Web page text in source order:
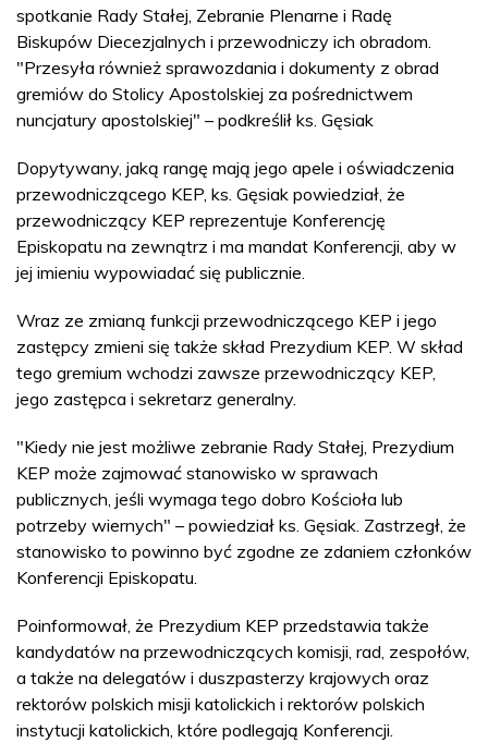
spotkanie Rady Stałej, Zebranie Plenarne i Radę
Biskupów Diecezjalnych i przewodniczy ich obradom.
"Przesyła również sprawozdania i dokumenty z obrad
gremiów do Stolicy Apostolskiej za pośrednictwem
nuncjatury apostolskiej" – podkreślił ks. Gęsiak
Dopytywany, jaką rangę mają jego apele i oświadczenia
przewodniczącego KEP, ks. Gęsiak powiedział, że
przewodniczący KEP reprezentuje Konferencję
Episkopatu na zewnątrz i ma mandat Konferencji, aby w
jej imieniu wypowiadać się publicznie.
Wraz ze zmianą funkcji przewodniczącego KEP i jego
zastępcy zmieni się także skład Prezydium KEP. W skład
tego gremium wchodzi zawsze przewodniczący KEP,
jego zastępca i sekretarz generalny.
"Kiedy nie jest możliwe zebranie Rady Stałej, Prezydium
KEP może zajmować stanowisko w sprawach
publicznych, jeśli wymaga tego dobro Kościoła lub
potrzeby wiernych" – powiedział ks. Gęsiak. Zastrzegł, że
stanowisko to powinno być zgodne ze zdaniem członków
Konferencji Episkopatu.
Poinformował, że Prezydium KEP przedstawia także
kandydatów na przewodniczących komisji, rad, zespołów,
a także na delegatów i duszpasterzy krajowych oraz
rektorów polskich misji katolickich i rektorów polskich
instytucji katolickich, które podlegają Konferencji.